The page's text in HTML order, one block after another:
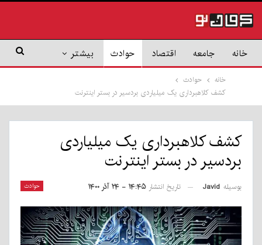
خانه جامعه اقتصاد حوادث بیشتر
خانه
حوادث
کشف کلاهبرداری یک میلیاردی بردسیر در بستر اینترنت
کشف کلاهبرداری یک میلیاردی
بردسیر در بستر اینترنت
حوادث بوسیله Javid تاریخ انتشار ۱۴:۴۵ - ۲۴ آذر ۱۴۰۰